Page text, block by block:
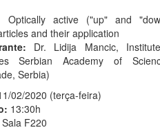
Optically active ("up" and
and their application
Dr. Lidija Mancic,
Serbian Academy of
Serbia)
02/2020 (terça-feira)
13:30h
Sala F220